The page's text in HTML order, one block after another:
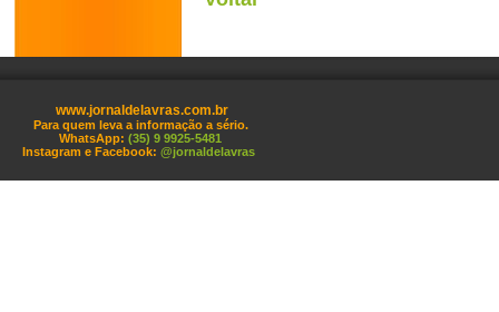
www.jornaldelavras.com.br
Para quem leva a informação a sério.
WhatsApp: (35) 9 9925-5481
Instagram e Facebook: @jornaldelavras